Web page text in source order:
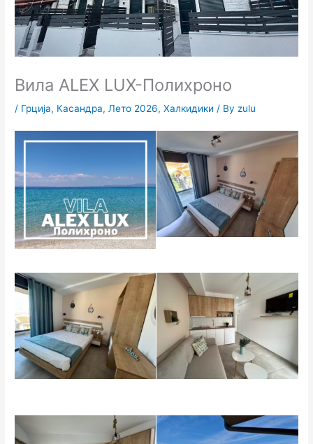
Вила ALEX LUX-Полихроно
/ Грција, Касандра, Лето 2026,Халкидики / By zulu